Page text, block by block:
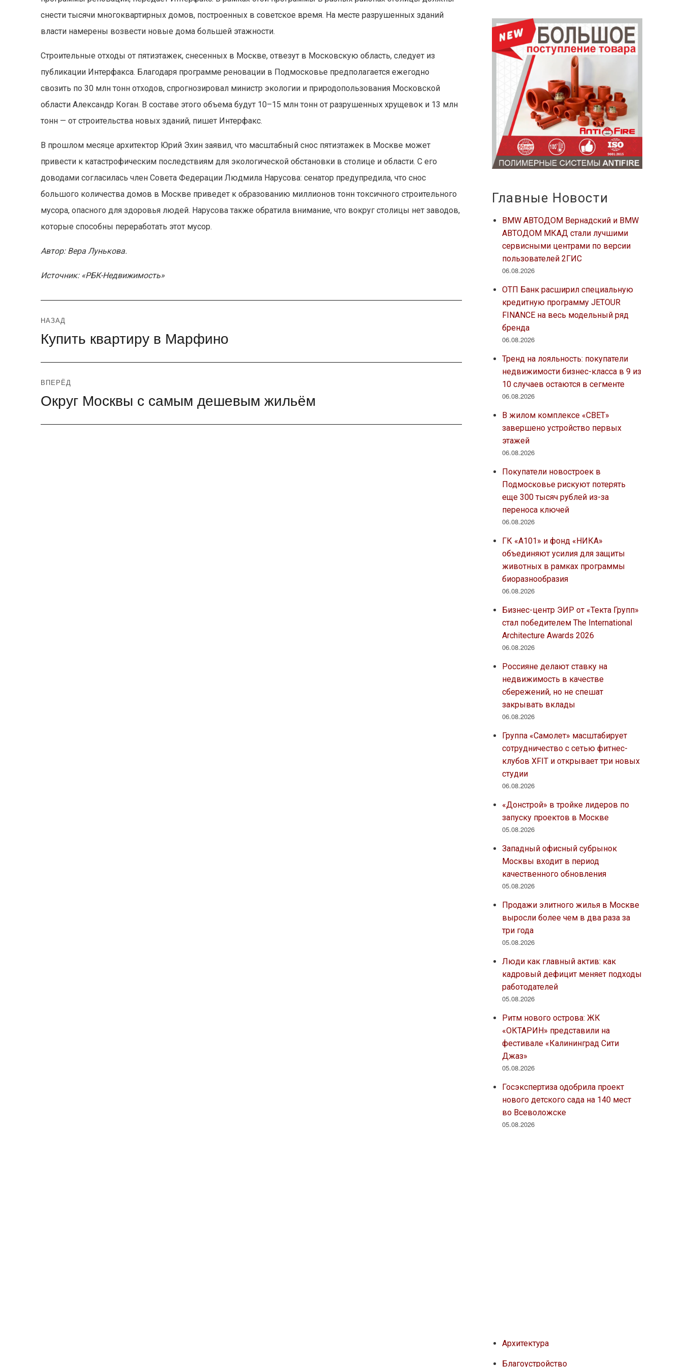
снести тысячи многоквартирных домов, построенных в советское время. На месте разрушенных зданий
власти намерены возвести новые дома большей этажности.
Строительные отходы от пятиэтажек, снесенных в Москве, отвезут в Московскую область, следует из
публикации Интерфакса. Благодаря программе реновации в Подмосковье предполагается ежегодно
свозить по 30 млн тонн отходов, спрогнозировал министр экологии и природопользования Московской
области Александр Коган. В составе этого объема будут 10–15 млн тонн от разрушенных хрущевок и 13 млн
тонн — от строительства новых зданий, пишет Интерфакс.
В прошлом месяце архитектор Юрий Эхин заявил, что масштабный снос пятиэтажек в Москве может
привести к катастрофическим последствиям для экологической обстановки в столице и области. С его
доводами согласилась член Совета Федерации Людмила Нарусова: сенатор предупредила, что снос
большого количества домов в Москве приведет к образованию миллионов тонн токсичного строительного
мусора, опасного для здоровья людей. Нарусова также обратила внимание, что вокруг столицы нет заводов,
которые способны переработать этот мусор.
Автор: Вера Лунькова.
Источник: «РБК-Недвижимость»
Навигация
по
записям
НАЗАД
Предыдущая
запись:
Купить квартиру в Марфино
ВПЕРЁД
Следующая
запись:
Округ Москвы с самым дешевым жильём
Главные Новости
BMW АВТОДОМ Вернадский и BMW
АВТОДОМ МКАД стали лучшими
сервисными центрами по версии
пользователей 2ГИС
06.08.2026
ОТП Банк расширил специальную
кредитную программу JETOUR
FINANCE на весь модельный ряд
бренда
06.08.2026
Тренд на лояльность: покупатели
недвижимости бизнес-класса в 9 из
10 случаев остаются в сегменте
06.08.2026
В жилом комплексе «СВЕТ»
завершено устройство первых
этажей
06.08.2026
Покупатели новостроек в
Подмосковье рискуют потерять
еще 300 тысяч рублей из-за
переноса ключей
06.08.2026
ГК «А101» и фонд «НИКА»
объединяют усилия для защиты
животных в рамках программы
биоразнообразия
06.08.2026
Бизнес-центр ЭИР от «Текта Групп»
стал победителем The International
Architecture Awards 2026
06.08.2026
Россияне делают ставку на
недвижимость в качестве
сбережений, но не спешат
закрывать вклады
06.08.2026
Группа «Самолет» масштабирует
сотрудничество с сетью фитнес-
клубов XFIT и открывает три новых
студии
06.08.2026
«Донстрой» в тройке лидеров по
запуску проектов в Москве
05.08.2026
Западный офисный субрынок
Москвы входит в период
качественного обновления
05.08.2026
Продажи элитного жилья в Москве
выросли более чем в два раза за
три года
05.08.2026
Люди как главный актив: как
кадровый дефицит меняет подходы
работодателей
05.08.2026
Ритм нового острова: ЖК
«ОКТАРИН» представили на
фестивале «Калининград Сити
Джаз»
05.08.2026
Госэкспертиза одобрила проект
нового детского сада на 140 мест
во Всеволожске
05.08.2026
Архитектура
Благоустройство